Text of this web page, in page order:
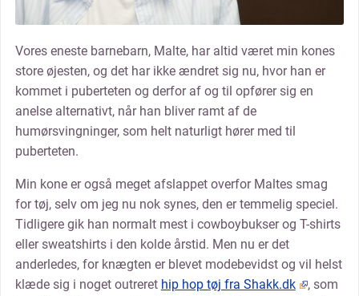
Vores eneste barnebarn, Malte, har altid været min kones
store øjesten, og det har ikke ændret sig nu, hvor han er
kommet i puberteten og derfor af og til opfører sig en
anelse alternativt, når han bliver ramt af de
humørsvingninger, som helt naturligt hører med til
puberteten.
Min kone er også meget afslappet overfor Maltes smag
for tøj, selv om jeg nu nok synes, den er temmelig speciel.
Tidligere gik han normalt mest i cowboybukser og T-shirts
eller sweatshirts i den kolde årstid. Men nu er det
anderledes, for knægten er blevet modebevidst og vil helst
klæde sig i noget outreret hip hop tøj fra Shakk.dk
, som